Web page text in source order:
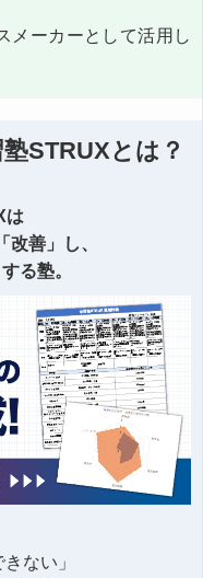
メーカーとして活用し
STRUXとは？
は
善」し、
る塾。
ない」